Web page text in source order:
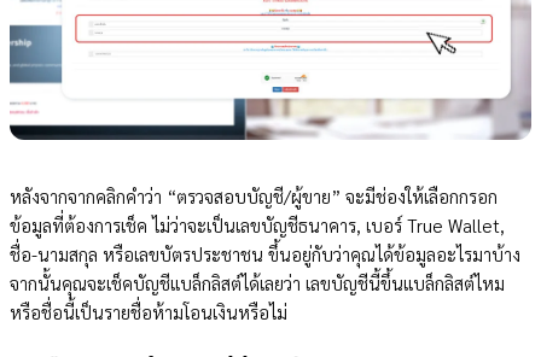
หลังจากจากคลิกคำว่า “ตรวจสอบบัญชี/ผู้ขาย” จะมีช่องให้เลือกกรอก
ข้อมูลที่ต้องการเช็ค ไม่ว่าจะเป็นเลขบัญชีธนาคาร, เบอร์ True Wallet,
ชื่อ-นามสกุล หรือเลขบัตรประชาชน ขึ้นอยู่กับว่าคุณได้ข้อมูลอะไรมาบ้าง
จากนั้นคุณจะเช็คบัญชีแบล็กลิสต์ได้เลยว่า เลขบัญชีนี้ขึ้นแบล็กลิสต์ไหม
หรือชื่อนี้เป็นรายชื่อห้ามโอนเงินหรือไม่